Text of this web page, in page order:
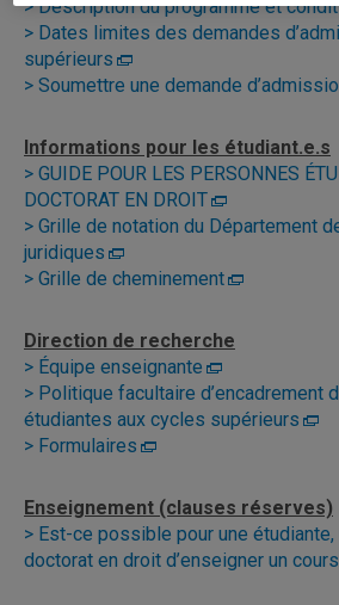
> Description du programme et
> Dates limites des demandes
supérieurs
> Soumettre une demande
Informations pour les étudiant.e.s
> GUIDE POUR LES PERSONNES
DOCTORAT EN DROIT
> Grille de notation du Département
juridiques
> Grille de cheminement
Direction de recherche
> Équipe enseignante
> Politique facultaire d’encadrement
étudiantes aux cycles supérieurs
> Formulaires
Enseignement (clauses réserves)
> Est-ce possible pour une étudiante,
doctorat en droit d’enseigner un